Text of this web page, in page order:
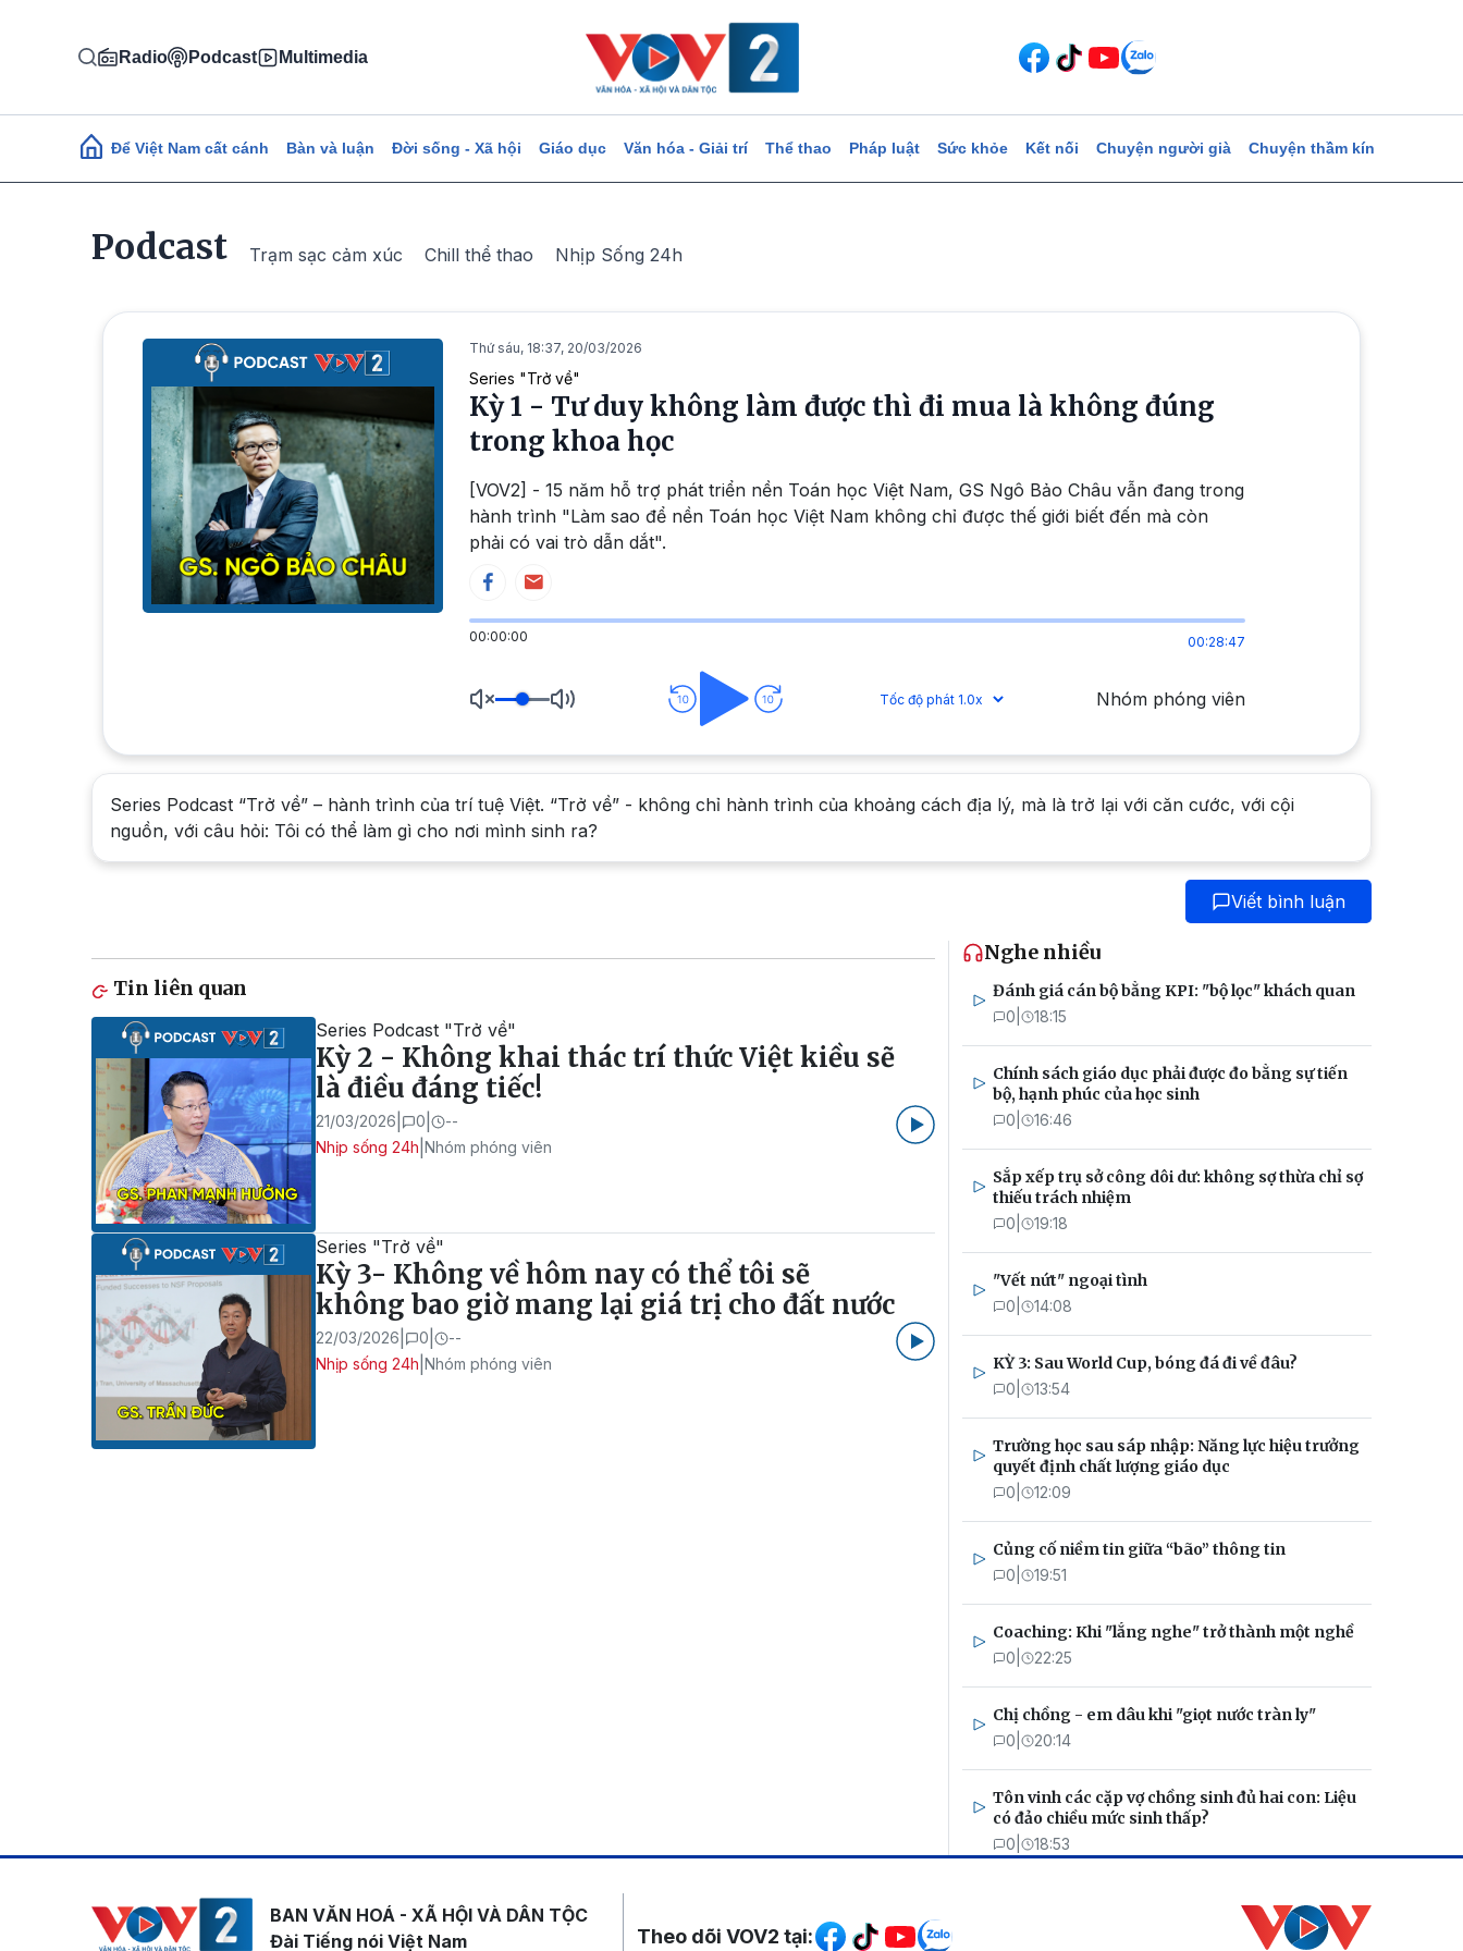
Radio Podcast Multimedia
Main navigation
Để Việt Nam cất cánh Bàn và luận Đời sống - Xã hội Giáo dục Văn hóa - Giải trí Thể thao Pháp luật Sức khỏe Kết nối Chuyện người già Chuyện thầm kín
Podcast Trạm sạc cảm xúc Chill thể thao Nhịp Sống 24h
Thứ sáu, 18:37, 20/03/2026
Series "Trở về"
Kỳ 1 - Tư duy không làm được thì đi mua là không đúng
trong khoa học
[VOV2] - 15 năm hỗ trợ phát triển nền Toán học Việt Nam, GS Ngô Bảo Châu vẫn đang trong
hành trình "Làm sao để nền Toán học Việt Nam không chỉ được thế giới biết đến mà còn
phải có vai trò dẫn dắt".
00:00:00 00:28:47
Nhóm phóng viên
Series Podcast “Trở về” – hành trình của trí tuệ Việt. “Trở về” - không chỉ hành trình của khoảng cách địa lý, mà là trở lại với căn cước, với cội
nguồn, với câu hỏi: Tôi có thể làm gì cho nơi mình sinh ra?
Viết bình luận
Tin liên quan
Series Podcast "Trở về"
Kỳ 2 - Không khai thác trí thức Việt kiều sẽ
là điều đáng tiếc!
21/03/2026 0
--
Nhịp sống 24h Nhóm phóng viên
Series "Trở về"
Kỳ 3- Không về hôm nay có thể tôi sẽ
không bao giờ mang lại giá trị cho đất nước
22/03/2026 0
--
Nhịp sống 24h Nhóm phóng viên
Nghe nhiều
Đánh giá cán bộ bằng KPI: "bộ lọc" khách quan
0 18:15
Chính sách giáo dục phải được đo bằng sự tiến
bộ, hạnh phúc của học sinh
0 16:46
Sắp xếp trụ sở công dôi dư: không sợ thừa chỉ sợ
thiếu trách nhiệm
0 19:18
"Vết nứt" ngoại tình
0 14:08
KỲ 3: Sau World Cup, bóng đá đi về đâu?
0 13:54
Trường học sau sáp nhập: Năng lực hiệu trưởng
quyết định chất lượng giáo dục
0 12:09
Củng cố niềm tin giữa “bão” thông tin
0 19:51
Coaching: Khi "lắng nghe" trở thành một nghề
0 22:25
Chị chồng - em dâu khi "giọt nước tràn ly"
0 20:14
Tôn vinh các cặp vợ chồng sinh đủ hai con: Liệu
có đảo chiều mức sinh thấp?
0 18:53
BAN VĂN HOÁ - XÃ HỘI VÀ DÂN TỘC
Đài Tiếng nói Việt Nam
Mạng xã hội
Theo dõi VOV2 tại: